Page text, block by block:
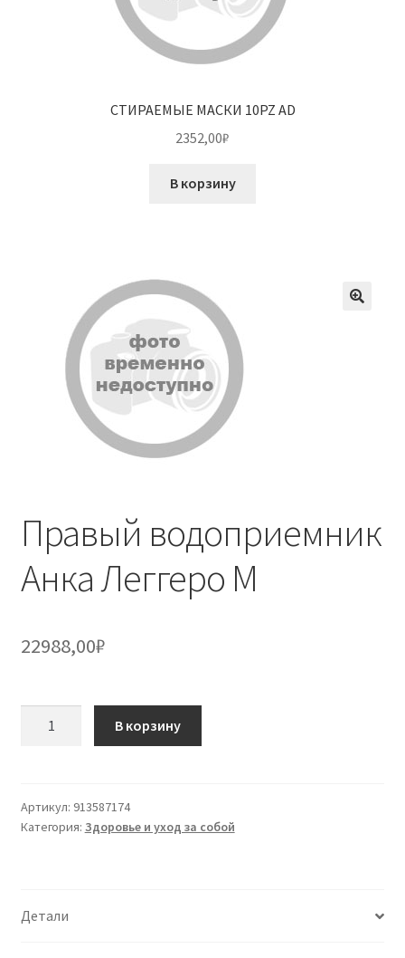
СТИРАЕМЫЕ МАСКИ 10PZ AD
2352,00₽
В корзину
Правый водоприемник
Анка Леггеро М
22988,00₽
Анка
Леггеро
В корзину
Артикул: 913587174
Категория: Здоровье и уход за собой
Детали